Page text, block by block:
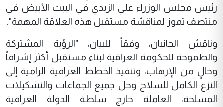
رئيس مجلس الوزراء علي الزيدي في البيت الأبيض في
منتصف تموز لمناقشة مستقبل هذه العلاقة المهمة".
وناقش الجانبان، وفقاً للبيان، "الرؤية المشتركة
والطموحة للحكومة العراقية لبناء مستقبل أكثر إشراقاً
وخالٍ من الإرهاب، وتنفيذ الخطط العراقية الرامية إلى
النزع الكامل للسلاح وحل جميع الجماعات والتشكيلات
المسلحة، العاملة خارج سلطة الدولة العراقية